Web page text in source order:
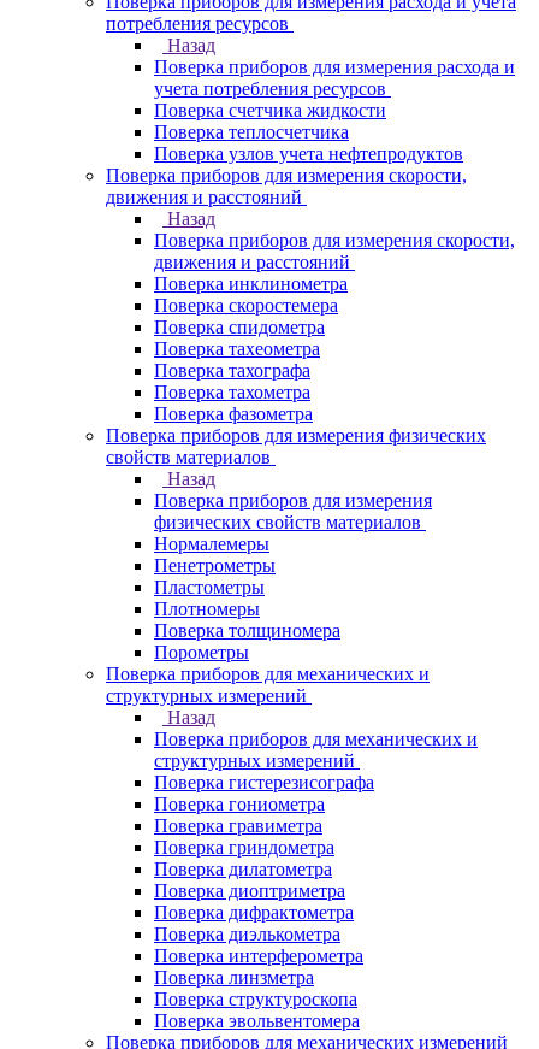
потребления ресурсов
Назад
Поверка приборов для измерения расхода и
учета потребления ресурсов
Поверка счетчика жидкости
Поверка теплосчетчика
Поверка узлов учета нефтепродуктов
Поверка приборов для измерения скорости,
движения и расстояний
Назад
Поверка приборов для измерения скорости,
движения и расстояний
Поверка инклинометра
Поверка скоростемера
Поверка спидометра
Поверка тахеометра
Поверка тахографа
Поверка тахометра
Поверка фазометра
Поверка приборов для измерения физических
свойств материалов
Назад
Поверка приборов для измерения
физических свойств материалов
Нормалемеры
Пенетрометры
Пластометры
Плотномеры
Поверка толщиномера
Порометры
Поверка приборов для механических и
структурных измерений
Назад
Поверка приборов для механических и
структурных измерений
Поверка гистерезисографа
Поверка гониометра
Поверка гравиметра
Поверка гриндометра
Поверка дилатометра
Поверка диоптриметра
Поверка дифрактометра
Поверка диэлькометра
Поверка интерферометра
Поверка линзметра
Поверка структуроскопа
Поверка эвольвентомера
Поверка приборов для механических измерений